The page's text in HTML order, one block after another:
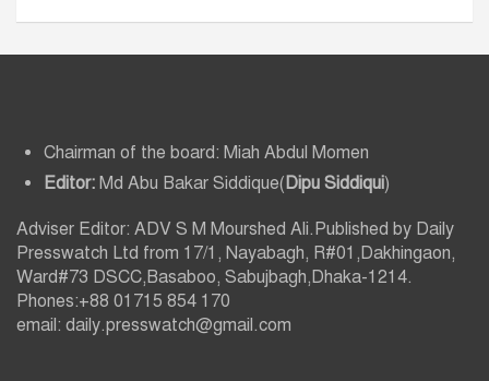
Chairman of the board: Miah Abdul Momen
Editor: Md Abu Bakar Siddique(Dipu Siddiqui)
Adviser Editor: ADV S M Mourshed Ali.Published by Daily
Presswatch Ltd from 17/1, Nayabagh, R#01,Dakhingaon,
Ward#73 DSCC,Basaboo, Sabujbagh,Dhaka-1214.
Phones:+88 01715 854 170
email: daily.presswatch@gmail.com